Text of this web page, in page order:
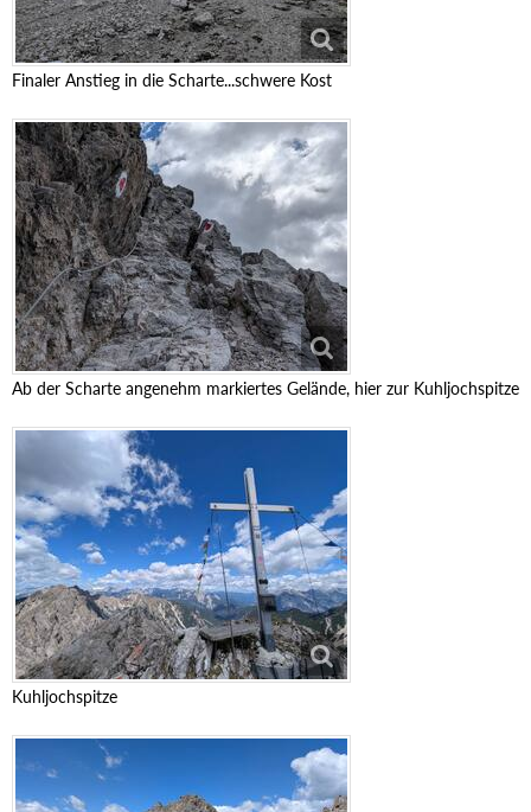
Finaler Anstieg in die Scharte...schwere Kost
Ab der Scharte angenehm markiertes Gelände, hier zur Kuhljochspitze
Kuhljochspitze